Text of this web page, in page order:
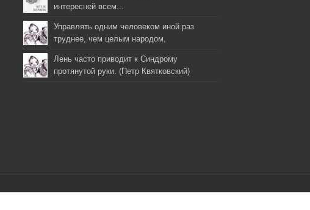
интересней всем...
Управлять одним человеком иной раз
труднее, чем целым народом,
Лень часто приводит к Синдрому
протянутой руки. (Петр Квятковский)